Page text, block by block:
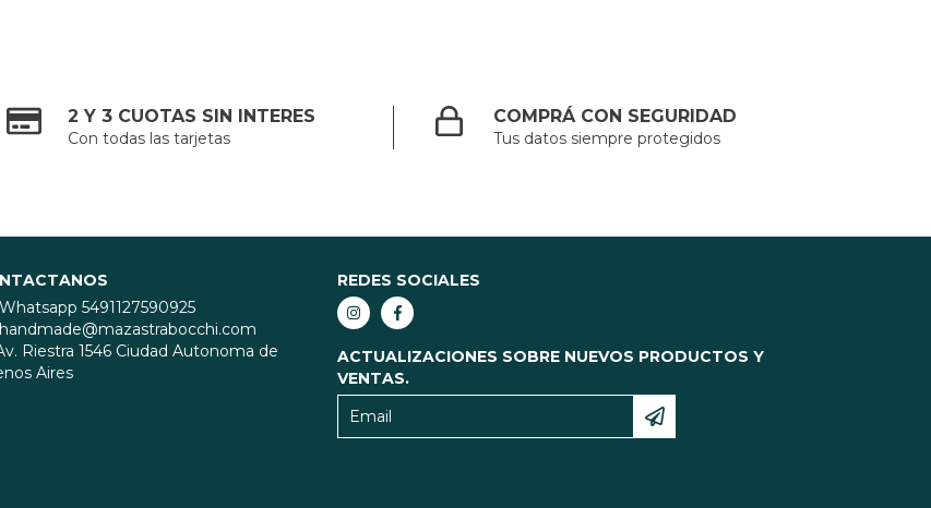
2 Y 3 CUOTAS SIN INTERES
Con todas las tarjetas
COMPRÁ CON SEGURIDAD
Tus datos siempre protegidos
Whatsapp 5491127590925
handmade@mazastrabocchi.com
Riestra 1546 Ciudad Autonoma de
Aires
REDES SOCIALES
ACTUALIZACIONES SOBRE NUEVOS PRODUCTOS Y
VENTAS.